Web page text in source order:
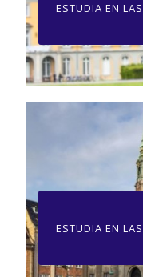
ESTUDIA EN
ESTUDIA EN